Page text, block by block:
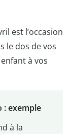
est l’occasion
le dos de vos
à vos
: exemple
à la